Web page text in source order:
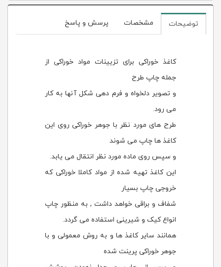
توضیحات مشخصات پرسش و پاسخ
کاغذ خوراکی برای تزیینات مواد خوراکی از
جمله چاپ طرح
و تصویر دلخواه و فرم دهی شکل آنها به کار
می رود.
طرح های مورد نظر با جوهر خوراکی روی این
کاغذ ها چاپ می شوند
و سپس روی ماده مورد نظر انتقال می یابد.
این کاغذ تهیه شده از مواد کاملا خوراکی که
خروجی چاپ بسیار
شفاف و براقی خواهد داشت , به منظور چاپ
انواع کیک و شیرینی استفاده می گردد.
همانند سایر کاغذ ها و به روش معمولی و با
جوهر خوراکی پرینت شده